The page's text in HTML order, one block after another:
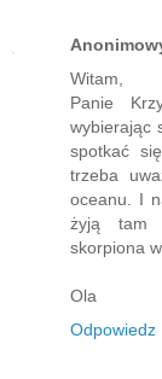
Witam,
Panie
wybierając
spotkać
trzeba
oceanu. I
żyją tam
skorpiona
Ola
Odpowiedz